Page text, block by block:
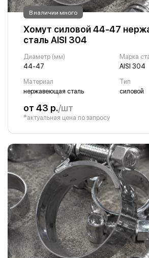
В наличии много
Хомут силовой 44-47
сталь AISI 304
Диаметр (мм)
44-47
Марка
AISI 304
Материал
нержавеющая сталь
Тип
силовой
от 43 р./шт
*актуальная цена по запросу